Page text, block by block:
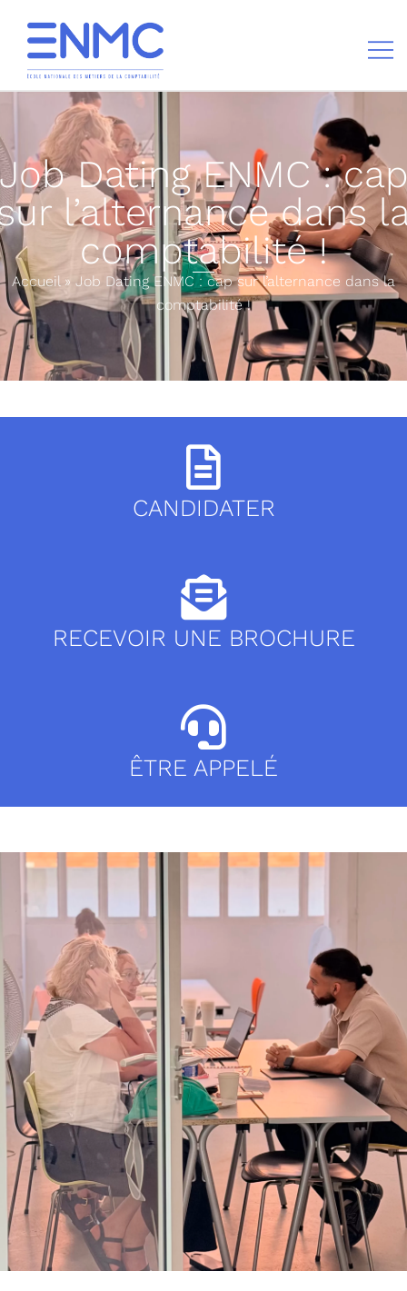
École nationale des métiers de la comptabilité
Dating ENMC :
l’alternance dans
comptabilité !
Accueil» Job Dating ENMC : cap sur l’alternance dans la
comptabilité !
CANDIDATER
RECEVOIR UNE BROCHURE
ÊTRE APPELÉ